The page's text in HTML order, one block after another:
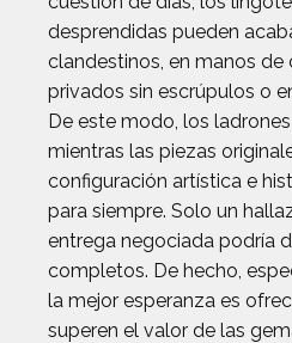
desprendidas pueden
clandestinos, en manos de
privados sin escrúpulos o
De este modo, los
mientras las piezas
configuración artística e
para siempre. Solo un
entrega negociada podría
completos. De hecho,
la mejor esperanza es
superen el valor de las